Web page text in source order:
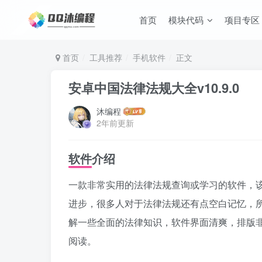
首页 模块代码 项目专区
首页 工具推荐 手机软件 正文
安卓中国法律法规大全v10.9.0
沐编程
2年前更新
软件介绍
一款非常实用的法律法规查询或学习的软件
进步，很多人对于法律法规还有点空白记忆
解一些全面的法律知识，软件界面清爽，排
阅读。